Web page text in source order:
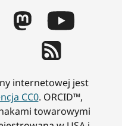
internetowej jest
CC0. ORCID™,
towarowymi